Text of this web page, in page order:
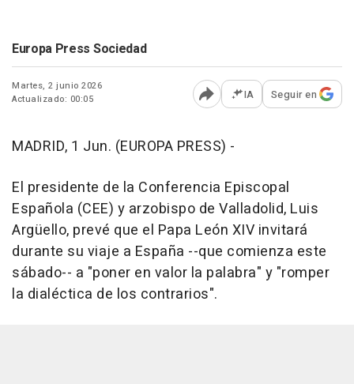
Europa Press Sociedad
Martes, 2 junio 2026
Actualizado: 00:05
Abrir opciones para
IA Seguir en
MADRID, 1 Jun. (EUROPA PRESS) -
El presidente de la Conferencia Episcopal
Española (CEE) y arzobispo de Valladolid, Luis
Argüello, prevé que el Papa León XIV invitará
durante su viaje a España --que comienza este
sábado-- a "poner en valor la palabra" y "romper
la dialéctica de los contrarios".